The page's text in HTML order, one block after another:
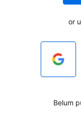
or
Belum